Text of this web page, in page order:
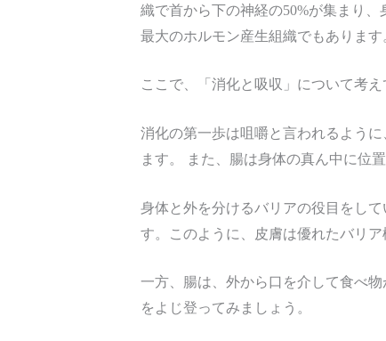
織で首から下の神経の50%が集まり
最大のホルモン産生組織でもありま
ここで、「消化と吸収」について考え
消化の第一歩は咀嚼と言われるよう
ます。 また、腸は身体の真ん中に位
身体と外を分けるバリアの役目をし
す。このように、皮膚は優れたバリア
一方、腸は、外から口を介して食べ
をよじ登ってみましょう。